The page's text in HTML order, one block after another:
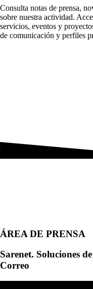
Consulta notas de prensa,
sobre nuestra actividad.
servicios, eventos y
de comunicación y perfiles
ÁREA DE PRENSA
Sarenet. Soluciones
Correo